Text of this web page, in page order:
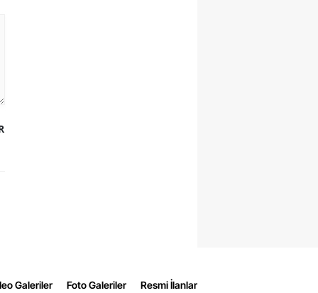
Galeriler Foto Galeriler Resmi İlanlar